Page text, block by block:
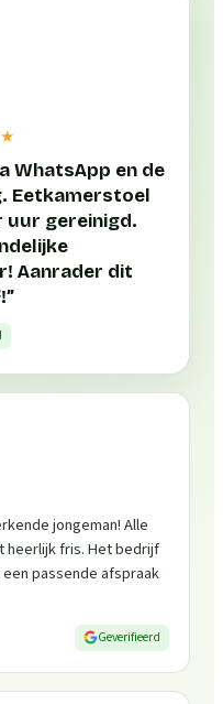
WhatsApp en de
Eetkamerstoel
uur gereinigd.
Aanrader dit
”
jongeman! Alle
heerlijk fris. Het bedrijf
passende afspraak
Geverifieerd